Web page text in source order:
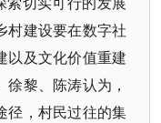
村建设要在数字社
以及文化价值重建
黎、陈涛认为，
径，村民过往的集